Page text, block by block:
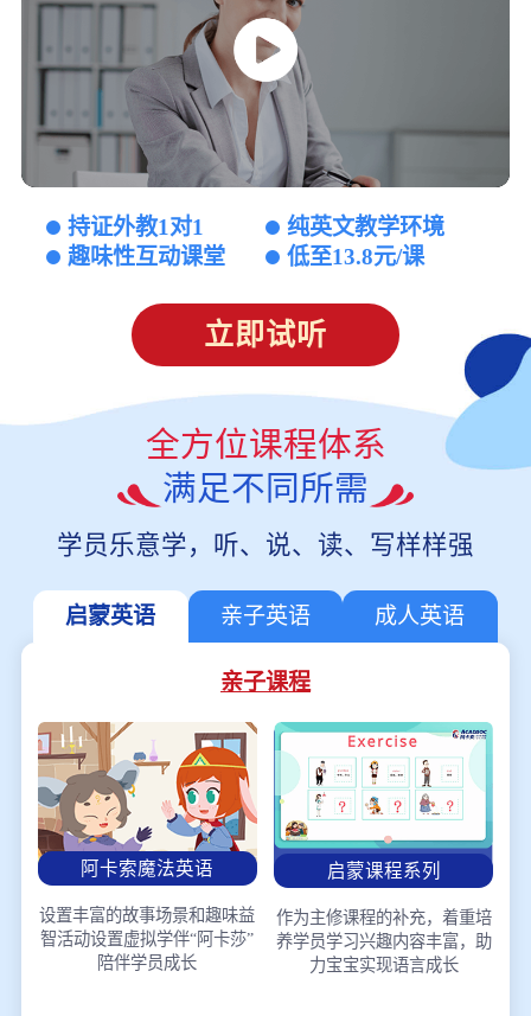
持证外教1对1
纯英文教学环境
趣味性互动课堂
低至13.8元/课
立即试听
全方位课程体系
满足不同所需
学员乐意学，听、说、读、写样样强
启蒙英语 亲子英语 成人英语
亲子课程
阿卡索魔法英语
设置丰富的故事场景和趣味益
智活动设置虚拟学伴“阿卡莎”
陪伴学员成长
启蒙课程系列
作为主修课程的补充，着重培
养学员学习兴趣内容丰富，助
力宝宝实现语言成长